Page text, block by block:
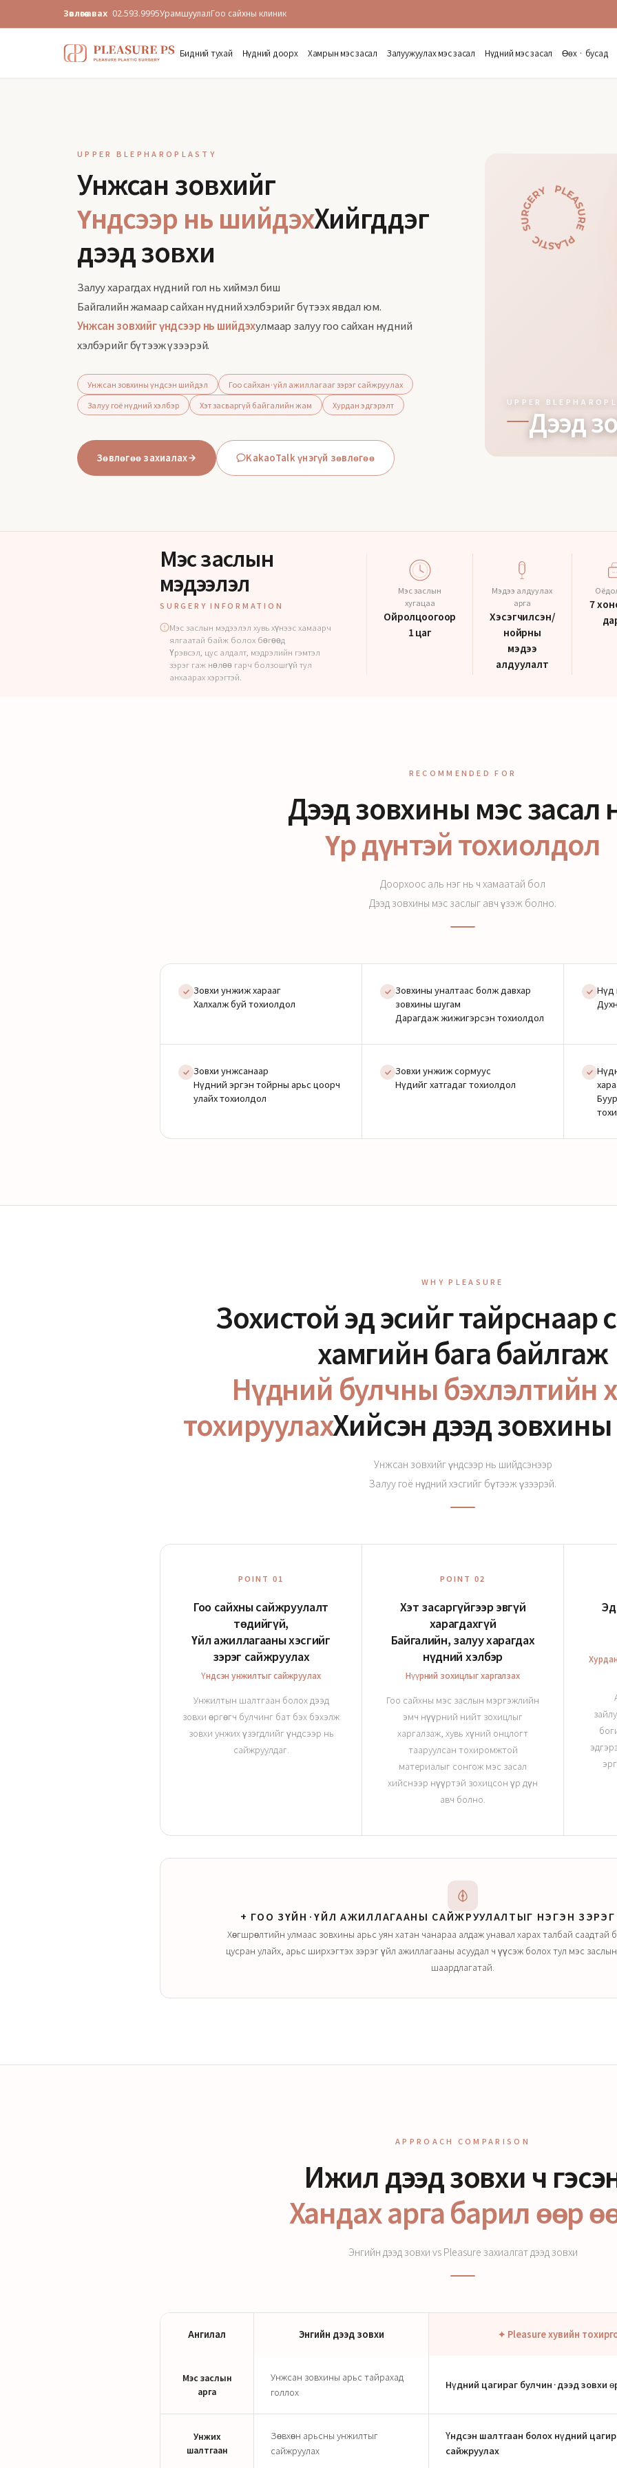
Зөвлөгөө авах 02.593.9995УрамшуулалГоо сайхны клиник
Бидний тухай Нүдний доорх Хамрын мэс засал Залуужуулах мэс засал Нүдний мэс засал Өөх · бусад
UPPER
Дээд
UPPER BLEPHAROPLASTY
Унжсан зовхийг
Үндсээр нь шийдэхХийгддэг
дээд зовхи
Залуу харагдах нүдний гол нь хиймэл биш
Байгалийн жамаар сайхан нүдний хэлбэрийг бүтээх явдал юм.
Унжсан зовхийг үндсээр нь шийдэхулмаар залуу гоо сайхан нүдний
хэлбэрийг бүтээж үзээрэй.
Унжсан зовхины үндсэн шийдэл
Гоо сайхан·үйл ажиллагааг зэрэг сайжруулах
Залуу гоё нүдний хэлбэр
Хэт засваргүй байгалийн жам Хурдан эдгэрэлт
Зөвлөгөө захиалах KakaoTalk үнэгүй зөвлөгөө
Мэс заслын
мэдээлэл
SURGERY INFORMATION
Мэс заслын мэдээлэл хувь хүнээс хамаарч
ялгаатай байж болох бөгөөд
Үрэвсэл, цус алдалт, мэдрэлийн гэмтэл
зэрэг гаж нөлөө гарч болзошгүй тул
анхаарах хэрэгтэй.
Мэс заслын
хугацаа
Ойролцоогоор
1 цаг
Мэдээ алдуулах
арга
Хэсэгчилсэн/
нойрны
мэдээ
алдуулалт
7
RECOMMENDED FOR
Дээд зовхины мэс засал
Үр дүнтэй тохиолдол
Доорхоос аль нэг нь ч хамаатай бол
Дээд зовхины мэс заслыг авч үзэж болно.
Зовхи унжиж харааг
Халхалж буй тохиолдол
Зовхины уналтаас болж давхар
зовхины шугам
Дарагдаж жижигэрсэн тохиолдол
Нүд
Зовхи унжсанаар
Нүдний эргэн тойрны арьс цоорч
улайх тохиолдол
Зовхи унжиж сормуус
Нүдийг хатгадаг тохиолдол
WHY PLEASURE
Зохистой эд эсийг тайрснаар
хамгийн бага байлгаж
Нүдний булчны бэхлэлтийн
тохируулахХийсэн дээд зовхины
Унжсан зовхийг үндсээр нь шийдсэнээр
Залуу гоё нүдний хэсгийг бүтээж үзээрэй.
POINT 01
Гоо сайхны сайжруулалт
төдийгүй,
Үйл ажиллагааны хэсгийг
зэрэг сайжруулах
Үндсэн унжилтыг сайжруулах
Унжилтын шалтгаан болох дээд
зовхи өргөгч булчинг бат бэх бэхэлж
зовхи унжих үзэгдлийг үндсээр нь
сайжруулдаг.
POINT 02
Хэт засаргүйгээр эвгүй
харагдахгүй
Байгалийн, залуу харагдах
нүдний хэлбэр
Нүүрний зохицлыг харгалзах
Гоо сайхны мэс заслын мэргэжлийн
эмч нүүрний нийт зохицлыг
харгалзаж, хувь хүний онцлогт
тааруулсан тохиромжтой
материалыг сонгож мэс засал
хийснээр нүүртэй зохицсон үр дүн
авч болно.
+ ГОО ЗҮЙН·ҮЙЛ АЖИЛЛАГААНЫ САЙЖРУУЛАЛТЫГ НЭГЭН ЗЭРЭГ
Хөгшрөлтийн улмаас зовхины арьс уян хатан чанараа алдаж унавал харах талбай саадтай
цусран улайх, арьс ширхэгтэх зэрэг үйл ажиллагааны асуудал ч үүсэж болох тул мэс
шаардлагатай.
APPROACH COMPARISON
Ижил дээд зовхи ч
Хандах арга барил өөр
Энгийн дээд зовхи vs Pleasure захиалгат дээд зовхи
Ангилал Энгийн дээд зовхи ✦ Pleasure хувийн
Мэс заслын
арга
Унжсан зовхины арьс тайрахад
голлох
Нүдний цагираг булчин·дээд зовхи
Унжих
шалтгаан
Зөвхөн арьсны унжилтыг
сайжруулах
Үндсэн шалтгаан болох нүдний
сайжруулах